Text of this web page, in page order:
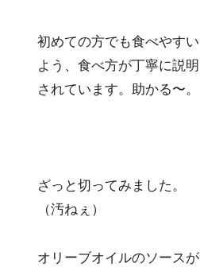
初めての方でも食べやすい
よう、食べ方が丁寧に説明
されています。助かる〜。
ざっと切ってみました。
（汚ねぇ）
オリーブオイルのソースが